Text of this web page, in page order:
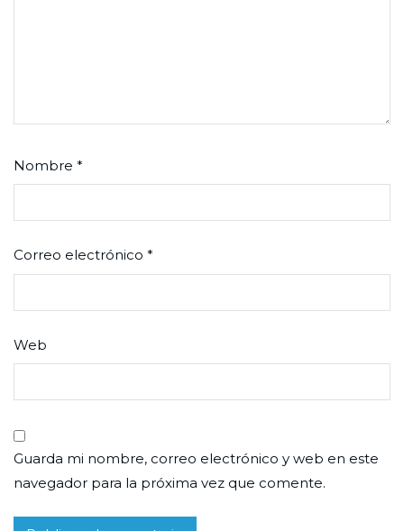
Nombre *
Correo electrónico *
Web
Guarda mi nombre, correo electrónico y web en este
navegador para la próxima vez que comente.